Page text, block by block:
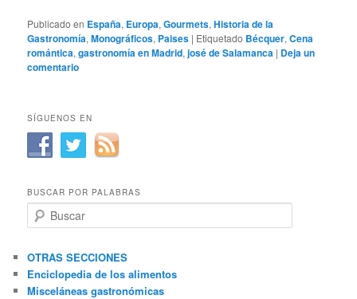
Publicado en España, Europa,Gourmets,Historia de la
Gastronomía,Monográficos, Paises | Etiquetado Bécquer,Cena
romántica,gastronomía en Madrid,josé de Salamanca | Deja un
comentario
SÍGUENOS EN
BUSCAR POR PALABRAS
u
c
a
r
OTRAS SECCIONES
Enciclopedia de los alimentos
Misceláneas gastronómicas